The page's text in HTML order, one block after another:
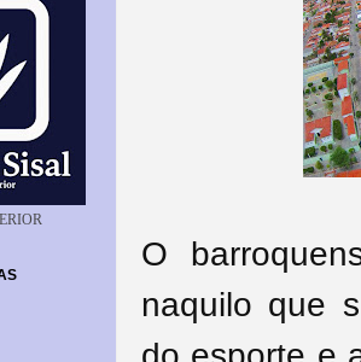
O
naquilo que